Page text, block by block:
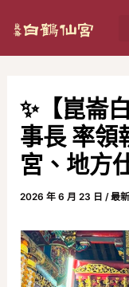
✨【崑崙
事長 率領
宮、地方
2026 年 6 月 23 日/最
navigation